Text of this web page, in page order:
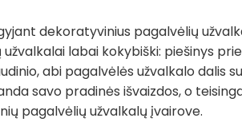
dekoratyvinius pagalvėlių
labai kokybiški: piešinys
abi pagalvėlės užvalkalo dalis
savo pradinės išvaizdos, o
pagalvėlių užvalkalų įvairove.